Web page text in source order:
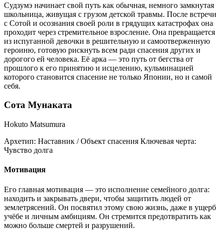
Судзумэ начинает свой путь как обычная, немного замкнутая
школьница, живущая с грузом детской травмы. После встречи
с Сотой и осознания своей роли в грядущих катастрофах она
проходит через стремительное взросление. Она превращается
из испуганной девочки в решительную и самоотверженную
героиню, готовую рискнуть всем ради спасения других и
дорогого ей человека. Её арка — это путь от бегства от
прошлого к его принятию и исцелению, кульминацией
которого становится спасение не только Японии, но и самой
себя.
Сота Мунаката
Hokuto Matsumura
Архетип: Наставник / Объект спасения Ключевая черта:
Чувство долга
Мотивация
Его главная мотивация — это исполнение семейного долга:
находить и закрывать двери, чтобы защитить людей от
землетрясений. Он посвятил этому свою жизнь, даже в ущерб
учёбе и личным амбициям. Он стремится предотвратить как
можно больше смертей и разрушений.